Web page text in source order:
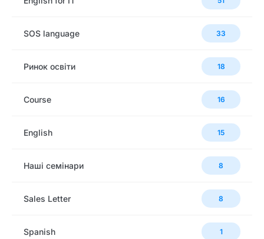
SOS language 33
Ринок освіти 18
Сourse 16
English 15
Наші семінари 8
Sales Letter 8
Spanish 1